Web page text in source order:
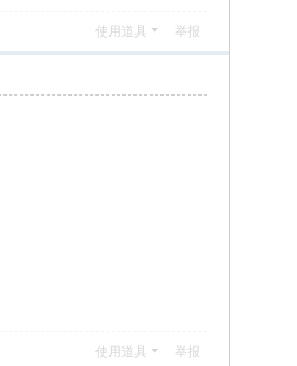
使用道具 举报
使用道具 举报